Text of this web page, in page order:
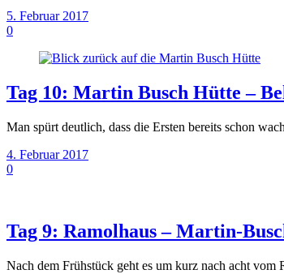
5. Februar 2017
0
Tag 10: Martin Busch Hütte –
Man spürt deutlich, dass die Ersten bereits schon
4. Februar 2017
0
Tag 9: Ramolhaus – Martin-
Nach dem Frühstück geht es um kurz nach acht